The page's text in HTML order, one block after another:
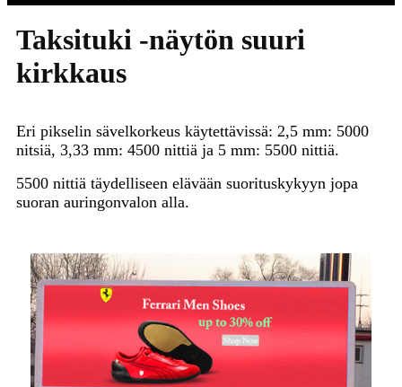
Taksituki -näytön suuri
kirkkaus
Eri pikselin sävelkorkeus käytettävissä: 2,5 mm: 5000
nitsiä, 3,33 mm: 4500 nittiä ja 5 mm: 5500 nittiä.
5500 nittiä täydelliseen elävään suorituskykyyn jopa
suoran auringonvalon alla.